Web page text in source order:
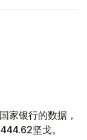
家银行的数据，
坚戈。